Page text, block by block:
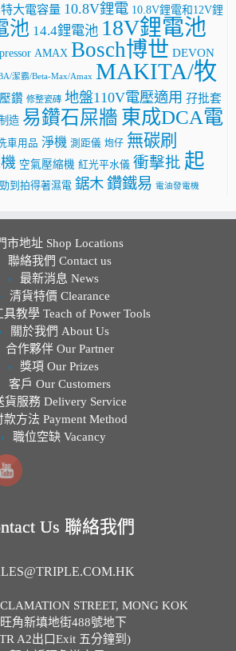
大電容量 10.8V鋰電 10.8V鋰電和12V鋰
池 14.4鋰電池 18V鋰電池
AMAX Bosch博世 DEVON
潔霸/Beta-Max/Amax MAKITA/牧
鑽 修整瓷磚 地盤110V電壓適用 孖批套
造 易鑽石屎牆 東成DCA電
車用品 淨機 測距儀 炮仔 無碳刷
空氣壓縮機 紅光平水儀 衝擊批 起
到拍得著濕電 鋸木 鑽鐵易 電油發電機
市地址 Shop Locations
聯絡我們 Contact us
最新消息 News
清貨特價 Clearance
教學 Teach of Power Tools
關於我們 About Us
合作夥伴 Our Partner
獎項 Our Prizes
客戶 Our Customers
貨服務 Delivery Service
款方法 Payment Method
職位空缺 Vacancy
Us 聯絡我們
STREET, MONG KOK
角新填地街488號地下
A2出口Exit 五分鐘到)